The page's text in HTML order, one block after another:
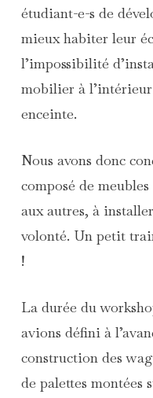
étudiant-e-s de
mieux habiter leur
l’impossibilité
mobilier à l’intérieur
enceinte.
Nous avons donc
composé de
aux autres, à
volonté. Un petit
!
La durée du
avions défini à
construction des
de palettes montées